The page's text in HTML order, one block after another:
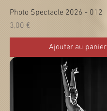
Photo Spectacle 2026 - 012
Prix
3,00 €
Ajouter au panier